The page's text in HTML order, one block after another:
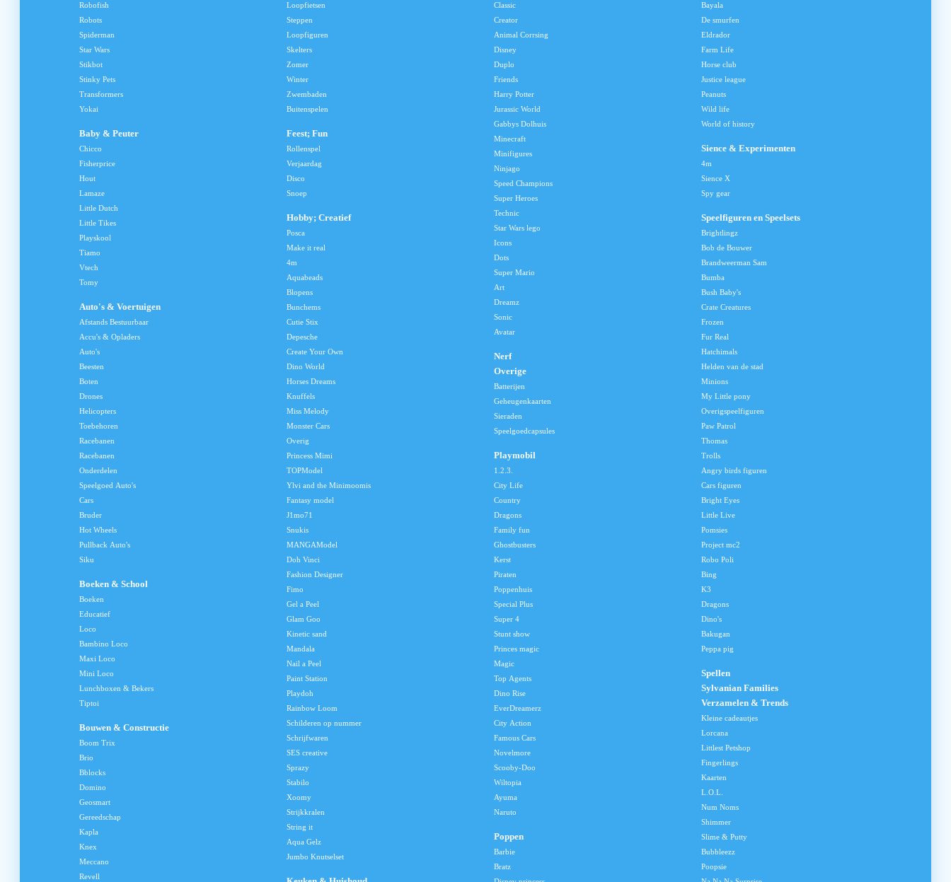
Robofish
Robots
Spiderman
Star Wars
Stikbot
Stinky Pets
Transformers
Yokai
Baby & Peuter
Chicco
Fisherprice
Hout
Lamaze
Little Dutch
Little Tikes
Playskool
Tiamo
Vtech
Tomy
Auto's & Voertuigen
Afstands Bestuurbaar
Accu's & Opladers
Auto's
Beesten
Boten
Drones
Helicopters
Toebehoren
Racebanen
Racebanen
Onderdelen
Speelgoed Auto's
Cars
Bruder
Hot Wheels
Pullback Auto's
Siku
Boeken & School
Boeken
Educatief
Loco
Bambino Loco
Maxi Loco
Mini Loco
Lunchboxen & Bekers
Tiptoi
Bouwen & Constructie
Boom Trix
Brio
Bblocks
Domino
Geosmart
Gereedschap
Kapla
Knex
Meccano
Revell
Loopfietsen
Steppen
Loopfiguren
Skelters
Zomer
Winter
Zwembaden
Buitenspelen
Feest; Fun
Rollenspel
Verjaardag
Disco
Snoep
Hobby; Creatief
Posca
Make it real
4m
Aquabeads
Blopens
Bunchems
Cutie Stix
Depesche
Create Your Own
Dino World
Horses Dreams
Knuffels
Miss Melody
Monster Cars
Overig
Princess Mimi
TOPModel
Ylvi and the Minimoomis
Fantasy model
J1mo71
Snukis
MANGAModel
Doh Vinci
Fashion Designer
Fimo
Gel a Peel
Glam Goo
Kinetic sand
Mandala
Nail a Peel
Paint Station
Playdoh
Rainbow Loom
Schilderen op nummer
Schrijfwaren
SES creative
Sprazy
Stabilo
Xoomy
Strijkkralen
String it
Aqua Gelz
Jumbo Knutselset
Classic
Creator
Animal Corrsing
Disney
Duplo
Friends
Harry Potter
Jurassic World
Gabbys Dolhuis
Minecraft
Minifigures
Ninjago
Speed Champions
Super Heroes
Technic
Star Wars lego
Icons
Dots
Super Mario
Art
Dreamz
Sonic
Avatar
Nerf
Overige
Batterijen
Geheugenkaarten
Sieraden
Speelgoedcapsules
Playmobil
1.2.3.
City Life
Country
Dragons
Family fun
Ghostbusters
Kerst
Piraten
Poppenhuis
Special Plus
Super 4
Stunt show
Princes magic
Magic
Top Agents
Dino Rise
EverDreamerz
City Action
Famous Cars
Novelmore
Scooby-Doo
Wiltopia
Ayuma
Naruto
Poppen
Barbie
Bratz
Bayala
De smurfen
Eldrador
Farm Life
Horse club
Justice league
Peanuts
Wild life
World of history
Sience & Experimenten
4m
Sience X
Spy gear
Speelfiguren en Speelsets
Brightlingz
Bob de Bouwer
Brandweerman Sam
Bumba
Bush Baby's
Crate Creatures
Frozen
Fur Real
Hatchimals
Helden van de stad
Minions
My Little pony
Overigspeelfiguren
Paw Patrol
Thomas
Trolls
Angry birds figuren
Cars figuren
Bright Eyes
Little Live
Pomsies
Project mc2
Robo Poli
Bing
K3
Dragons
Dino's
Bakugan
Peppa pig
Spellen
Sylvanian Families
Verzamelen & Trends
Kleine cadeautjes
Lorcana
Littlest Petshop
Fingerlings
Kaarten
L.O.L.
Num Noms
Shimmer
Slime & Putty
Bubbleezz
Poopsie